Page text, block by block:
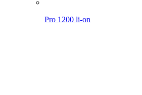
Pro 1200 li-on